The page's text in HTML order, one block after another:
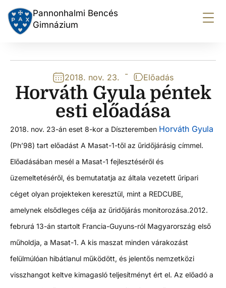
Pannonhalmi Bencés
Gimnázium
2018. nov. 23. - Előadás
Horváth Gyula péntek
esti előadása
2018. nov. 23-án eset 8-kor a Díszteremben Horváth Gyula
(Ph’98) tart előadást A Masat-1-től az űridőjárásig címmel.
Előadásában mesél a Masat-1 fejlesztéséről és
üzemeltetéséről, és bemutatatja az általa vezetett űripari
céget olyan projekteken keresztül, mint a REDCUBE,
amelynek elsődleges célja az űridőjárás monitorozása.2012.
februrá 13-án startolt Francia-Guyuns-ról Magyarország első
műholdja, a Masat-1. A kis maszat minden várakozást
felülmúlóan hibátlanul működött, és jelentős nemzetközi
visszhangot keltve kimagasló teljesítményt ért el. Az előadó a